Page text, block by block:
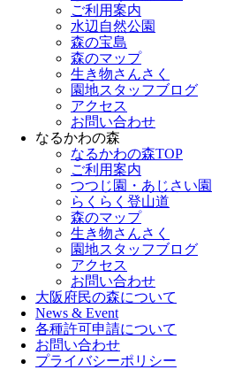
ご利用案内
水辺自然公園
森の宝島
森のマップ
生き物さんさく
園地スタッフブログ
アクセス
お問い合わせ
なるかわの森
なるかわの森TOP
ご利用案内
つつじ園・あじさい園
らくらく登山道
森のマップ
生き物さんさく
園地スタッフブログ
アクセス
お問い合わせ
大阪府民の森について
News & Event
各種許可申請について
お問い合わせ
プライバシーポリシー